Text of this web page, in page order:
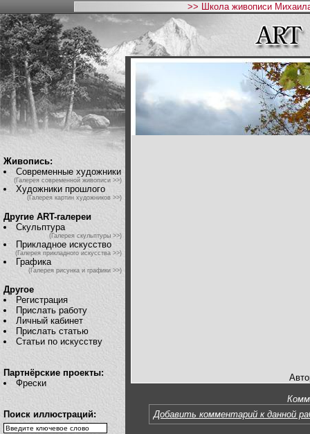
>> Школа живописи
Живопись:
Современные художники
(Галерея современной живописи >>)
Художники прошлого
(Галерея картин художников >>)
Другие ART-галереи
Скульптура
(Галерея скульптуры >>)
Прикладное искусство
(Галерея прикладного искусства >>)
Графика
(Галерея рисунка и графики >>)
Другое
Регистрация
Прислать работу
Личный кабинет
Прислать статью
Статьи по искусству
Партнёрские проекты:
Фрески
Поиск иллюстраций:
Добавить комментарий к данной